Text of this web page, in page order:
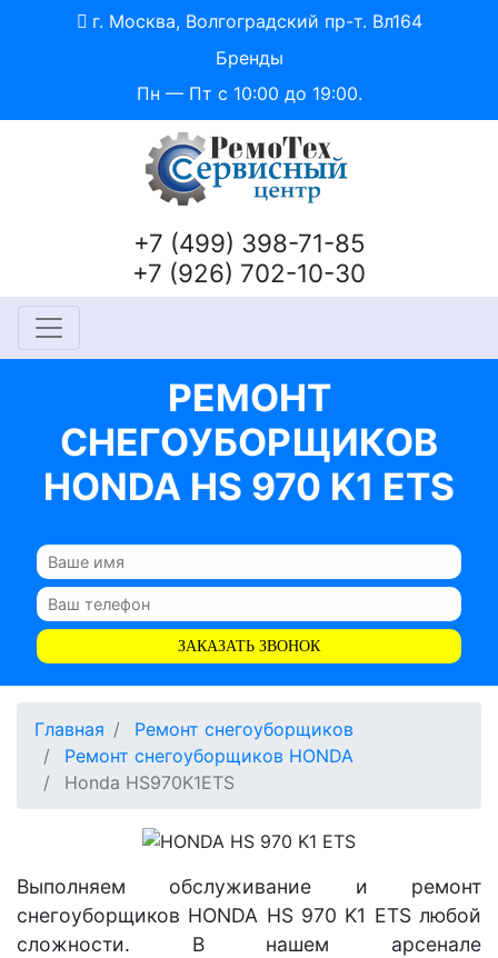
г. Москва, Волгоградский пр-т. Вл164
Бренды
Пн — Пт с 10:00 до 19:00.
+7 (499) 398-71-85
+7 (926) 702-10-30
РЕМОНТ
СНЕГОУБОРЩИКОВ
HONDA HS 970 K1 ETS
ЗАКАЗАТЬ ЗВОНОК
Главная
Ремонт снегоуборщиков
Ремонт снегоуборщиков HONDA
Honda HS970K1ETS
Выполняем обслуживание и ремонт
снегоуборщиков HONDA HS 970 K1 ETS любой
сложности. В нашем арсенале